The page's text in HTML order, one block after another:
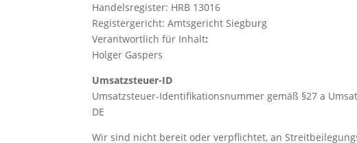
Handelsregister: HRB 13016
Registergericht: Amtsgericht Siegburg
Verantwortlich für Inhalt:
Holger Gaspers
Umsatzsteuer-ID
Umsatzsteuer-Identifikationsnummer gemäß §27 a
DE
Wir sind nicht bereit oder verpflichtet, an